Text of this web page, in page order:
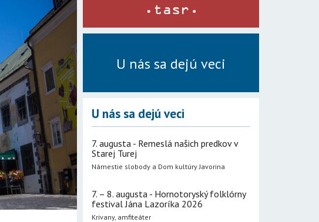
U nás sa dejú veci
U nás sa dejú veci
7. augusta - Remeslá našich predkov v
Starej Turej
Námestie slobody a Dom kultúry Javorina
7. – 8. augusta - Hornotoryský folklórny
festival Jána Lazoríka 2026
Krivany, amfiteáter